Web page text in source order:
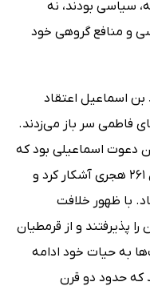
سیاسی بودند، نه
و منافع گروهی خود
اسماعیل اعتقاد
فاطمی سر باز می‌زدند.
دعوت اسماعیلی بود که
فعالیت تبلیغی خود را در عراق به سال 261 هجری آشکار کرد و
با ظهور خلافت
پذیرفتند و از قرمطیان
به حیات خود ادامه
که حدود دو قرن